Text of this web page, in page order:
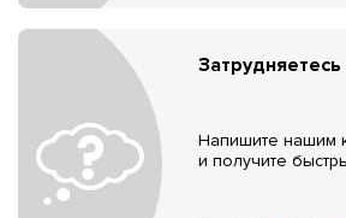
Напишите нашим
и получите